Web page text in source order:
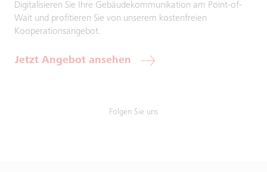
Digitalisieren Sie Ihre Gebäudekommunikation am Point-of-
Wait und profitieren Sie von unserem kostenfreien
Kooperationsangebot.
Jetzt Angebot ansehen
Folgen Sie uns